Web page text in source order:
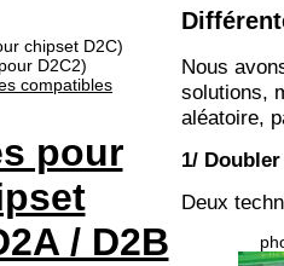
chipset D2C)
D2C2)
compatibles
pour
/ D2B
Nous
solutions,
aléatoire,
1/
Deux